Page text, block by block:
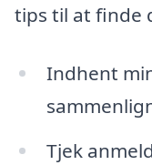
tips til at finde
Indhent
Tjek